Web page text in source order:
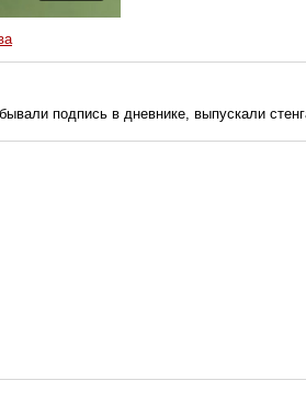
подпись в дневнике, выпускали